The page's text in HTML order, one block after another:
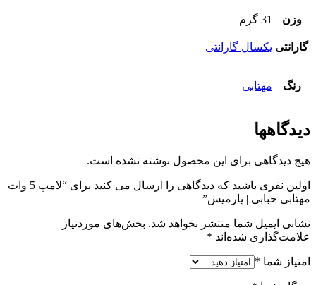
وزن 31 گرم
گارانتی یکسال گارانتی
رنگ مهتابی
دیدگاهها
هیچ دیدگاهی برای این محصول نوشته نشده است.
اولین نفری باشید که دیدگاهی را ارسال می کنید برای “لامپ 5 وات
مهتابی حبابی | پارمیس”
نشانی ایمیل شما منتشر نخواهد شد. بخش‌های موردنیاز
علامت‌گذاری شده‌اند *
امتیاز شما *